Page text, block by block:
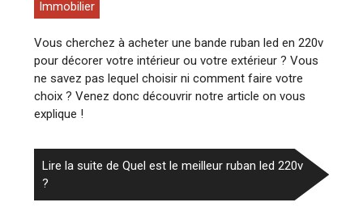
Immobilier
Vous cherchez à acheter une bande ruban led en 220v
pour décorer votre intérieur ou votre extérieur ? Vous
ne savez pas lequel choisir ni comment faire votre
choix ? Venez donc découvrir notre article on vous
explique !
Lire la suite de Quel est le meilleur ruban led 220v
?